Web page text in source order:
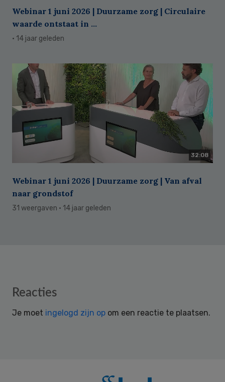
Webinar 1 juni 2026 | Duurzame zorg | Circulaire
waarde ontstaat in ...
· 14 jaar geleden
32:08
Webinar 1 juni 2026 | Duurzame zorg | Van afval
naar grondstof
31 weergaven · 14 jaar geleden
Reader
Reacties
Je moet ingelogd zijn op om een reactie te plaatsen.